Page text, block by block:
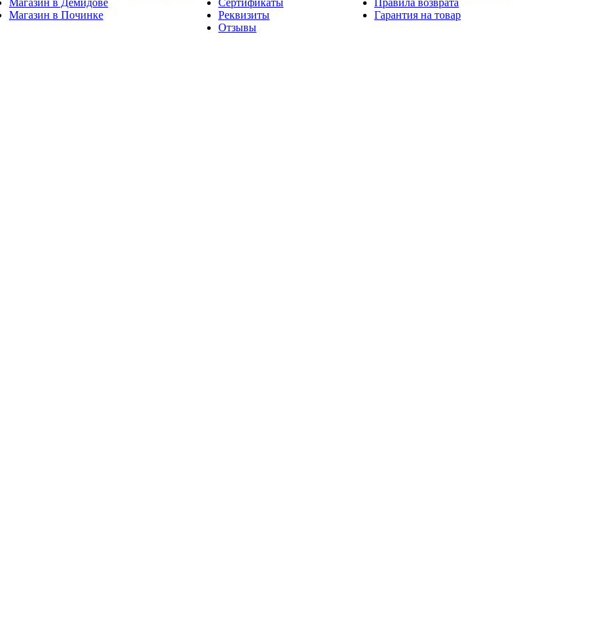
Магазин в Демидове
Магазин в Починке
Сертификаты
Реквизиты
Отзывы
Правила возврата
Гарантия на товар